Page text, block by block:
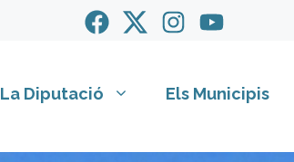
La Diputació Els Municipis